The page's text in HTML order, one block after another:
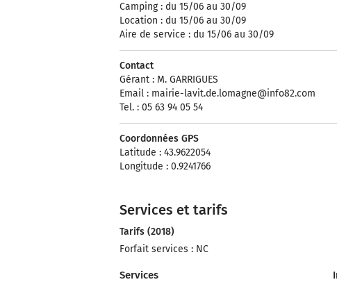
Camping : du 15/06 au 30/09
Location : du 15/06 au 30/09
Aire de service : du 15/06 au 30/09
Contact
Gérant : M. GARRIGUES
Email : mairie-lavit.de.lomagne@info82.com
Tel. : 05 63 94 05 54
Coordonnées GPS
Latitude : 43.9622054
Longitude : 0.9241766
Services et tarifs
Tarifs (2018)
Forfait services : NC
Services